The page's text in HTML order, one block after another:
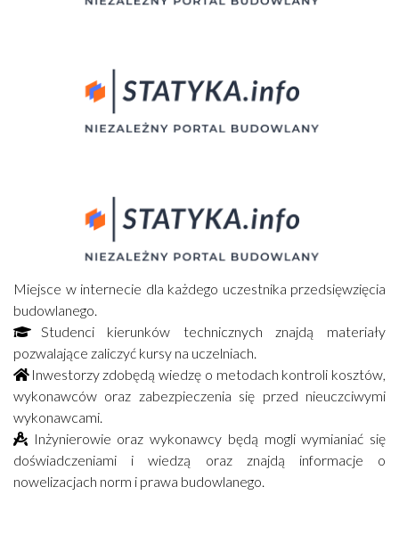
Miejsce w internecie dla każdego uczestnika przedsięwzięcia
budowlanego.
Studenci kierunków technicznych znajdą materiały
pozwalające zaliczyć kursy na uczelniach.
Inwestorzy zdobędą wiedzę o metodach kontroli kosztów,
wykonawców oraz zabezpieczenia się przed nieuczciwymi
wykonawcami.
Inżynierowie oraz wykonawcy będą mogli wymianiać się
doświadczeniami i wiedzą oraz znajdą informacje o
nowelizacjach norm i prawa budowlanego.